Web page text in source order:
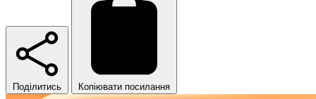
Поділитись Копіювати посилання